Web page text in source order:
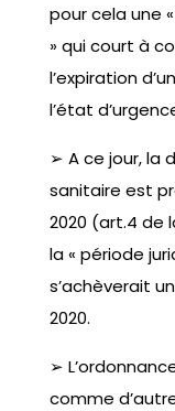
pour cela une
» qui court à
l’expiration
l’état
➢ A ce jour, la
sanitaire est
2020 (art.4 de
la « période
s’achèverait
2020.
➢
comme